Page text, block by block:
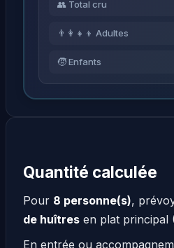
👥 Total cru
👨‍👩‍👧‍👦 Adultes
🧒 Enfants
Quantité calculée
Pour 8 personne(s),
de huîtres en plat principal
En entrée ou